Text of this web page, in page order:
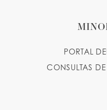
PORTAL
CONSULTAS